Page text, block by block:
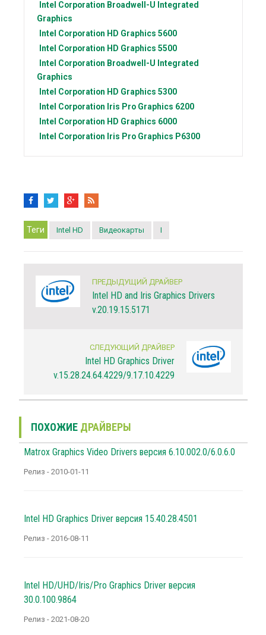
Intel Corporation Broadwell-U Integrated
Graphics
Intel Corporation HD Graphics 5600
Intel Corporation HD Graphics 5500
Intel Corporation Broadwell-U Integrated
Graphics
Intel Corporation HD Graphics 5300
Intel Corporation Iris Pro Graphics 6200
Intel Corporation HD Graphics 6000
Intel Corporation Iris Pro Graphics P6300
Теги Intel HD Видеокарты I
ПРЕДЫДУЩИЙ ДРАЙВЕР
Intel HD and Iris Graphics Drivers
v.20.19.15.5171
СЛЕДУЮЩИЙ ДРАЙВЕР
Intel HD Graphics Driver
v.15.28.24.64.4229/9.17.10.4229
ПОХОЖИЕ ДРАЙВЕРЫ
Matrox Graphics Video Drivers версия 6.10.002.0/6.0.6.0
Релиз - 2010-01-11
Intel HD Graphics Driver версия 15.40.28.4501
Релиз - 2016-08-11
Intel HD/UHD/Iris/Pro Graphics Driver версия
30.0.100.9864
Релиз - 2021-08-20